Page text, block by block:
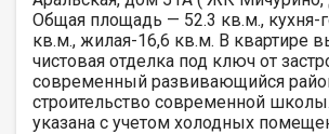
Общая площадь — 52.3 кв.м., кухня-
кв.м., жилая-16,6 кв.м. В квартире
чистовая отделка под ключ от
современный развивающийся
строительство современной
указана с учетом холодных